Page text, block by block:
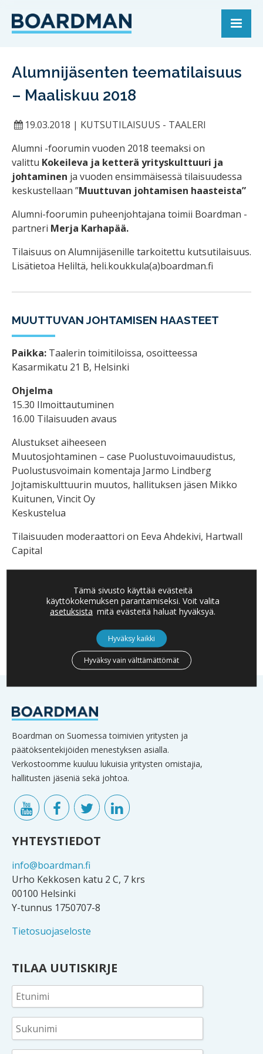
Alumnijäsenten teematilaisuus
– Maaliskuu 2018
19.03.2018 | KUTSUTILAISUUS - TAALERI
Alumni -foorumin vuoden 2018 teemaksi on
valittu Kokeileva ja ketterä yrityskulttuuri ja
johtaminen ja vuoden ensimmäisessä tilaisuudessa
keskustellaan ”Muuttuvan johtamisen haasteista”
Alumni-foorumin puheenjohtajana toimii Boardman -
partneri Merja Karhapää.
Tilaisuus on Alumnijäsenille tarkoitettu kutsutilaisuus.
Lisätietoa Heliltä, heli.koukkula(a)boardman.fi
MUUTTUVAN JOHTAMISEN HAASTEET
Paikka: Taalerin toimitiloissa, osoitteessa
Kasarmikatu 21 B, Helsinki
Ohjelma
15.30 Ilmoittautuminen
16.00 Tilaisuuden avaus
Alustukset aiheeseen
Muutosjohtaminen – case Puolustuvoimauudistus,
Puolustusvoimain komentaja Jarmo Lindberg
Jojtamiskulttuurin muutos, hallituksen jäsen Mikko
Kuitunen, Vincit Oy
Keskustelua
Tilaisuuden moderaattori on Eeva Ahdekivi, Hartwall
Capital
18.30 Tilaisuus päättyy
Boardman on Suomessa toimivien yritysten ja
päätöksentekijöiden menestyksen asialla.
Verkostoomme kuuluu lukuisia yritysten omistajia,
hallitusten jäseniä sekä johtoa.
YHTEYSTIEDOT
info@boardman.fi
Urho Kekkosen katu 2 C, 7 krs
00100 Helsinki
Y-tunnus 1750707-8
Tietosuojaseloste
TILAA UUTISKIRJE
Tämä sivusto käyttää evästeitä
käyttökokemuksen parantamiseksi. Voit valita
asetuksista mitä evästeitä haluat hyväksyä.
Hyväksy kaikki
Hyväksy vain välttämättömät